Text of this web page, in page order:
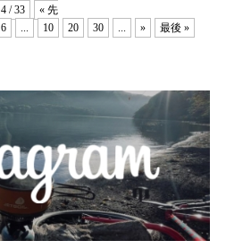
4 / 33
« 先
6 ... 10 20 30 ... » 最後 »